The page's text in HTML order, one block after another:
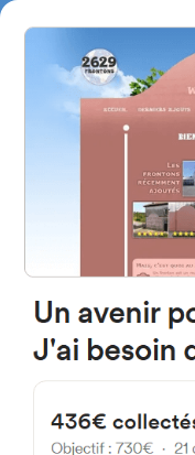
4784
frontones
Carr.
14710